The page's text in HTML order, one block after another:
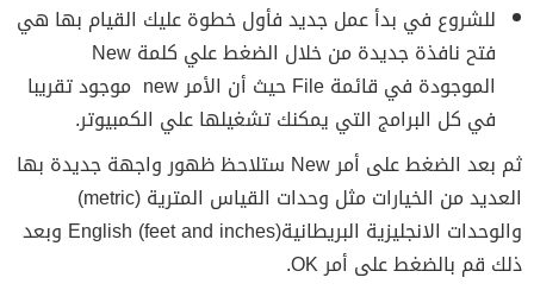
للشروع في بدأ عمل جديد فأول خطوة عليك القيام بها هي
فتح نافذة جديدة من خلال الضغط علي كلمة New
الموجودة في قائمة File حيث أن الأمر new موجود تقريبا
في كل البرامج التي يمكنك تشغيلها علي الكمبيوتر.
ثم بعد الضغط على أمر New ستلاحظ ظهور واجهة جديدة بها
العديد من الخيارات مثل وحدات القياس المترية (metric)
والوحدات الانجليزية البريطانيةEnglish (feet and inches) وبعد
ذلك قم بالضغط على أمر OK.